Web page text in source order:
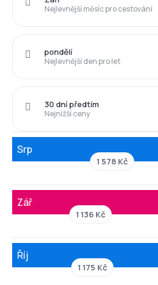
Nejlevnější měsíc pro cestování
Nejlevnější den pro let
pondělí
Nejnižší ceny
30 dní předtím
Srp
1 578 Kč
Zář
1 136 Kč
Říj
1 175 Kč